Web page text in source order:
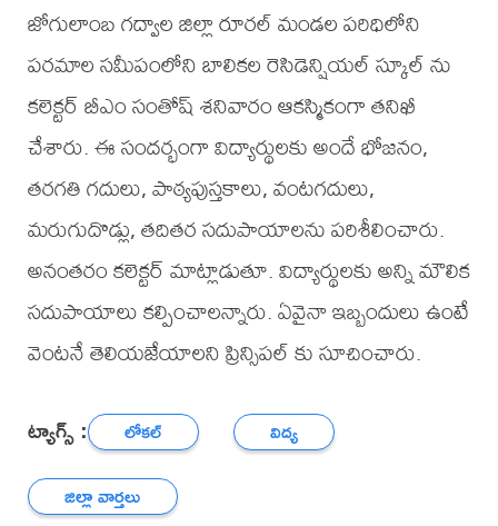
జోగులాంబ గద్వాల జిల్లా రూరల్ మండల పరిధిలోని
పరమాల సమీపంలోని బాలికల రెసిడెన్షియల్ స్కూల్ ను
కలెక్టర్ బీఎం సంతోష్ శనివారం ఆకస్మికంగా తనిఖీ
చేశారు. ఈ సందర్భంగా విద్యార్థులకు అందే భోజనం,
తరగతి గదులు, పాఠ్యపుస్తకాలు, వంటగదులు,
మరుగుదొడ్లు, తదితర సదుపాయాలను పరిశీలించారు.
అనంతరం కలెక్టర్ మాట్లాడుతూ. విద్యార్థులకు అన్ని మౌలిక
సదుపాయాలు కల్పించాలన్నారు. ఏవైనా ఇబ్బందులు ఉంటే
వెంటనే తెలియజేయాలని ప్రిన్సిపల్ కు సూచించారు.
ట్యాగ్స్ : లోకల్
విద్య
జిల్లా వార్తలు